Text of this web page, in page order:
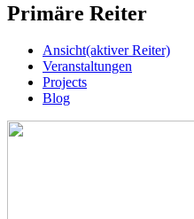
Primäre Reiter
Ansicht(aktiver Reiter)
Veranstaltungen
Projects
Blog